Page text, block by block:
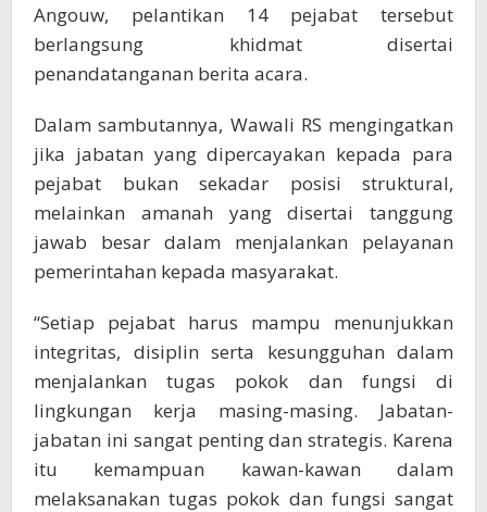
Angouw, pelantikan 14 pejabat tersebut
berlangsung khidmat disertai
penandatanganan berita acara.
Dalam sambutannya, Wawali RS mengingatkan
jika jabatan yang dipercayakan kepada para
pejabat bukan sekadar posisi struktural,
melainkan amanah yang disertai tanggung
jawab besar dalam menjalankan pelayanan
pemerintahan kepada masyarakat.
“Setiap pejabat harus mampu menunjukkan
integritas, disiplin serta kesungguhan dalam
menjalankan tugas pokok dan fungsi di
lingkungan kerja masing-masing. Jabatan-
jabatan ini sangat penting dan strategis. Karena
itu kemampuan kawan-kawan dalam
melaksanakan tugas pokok dan fungsi sangat